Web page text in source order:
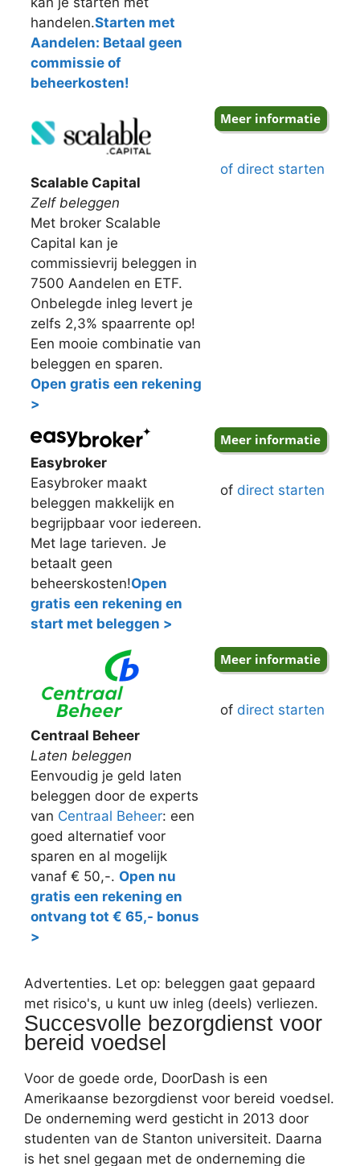
handelen.Starten met
Aandelen: Betaal geen
commissie of
beheerkosten!
Scalable Capital
Zelf beleggen
Met broker Scalable
Capital kan je
commissievrij beleggen in
7500 Aandelen en ETF.
Onbelegde inleg levert je
zelfs 2,3% spaarrente op!
Een mooie combinatie van
beleggen en sparen.
Open gratis een rekening
>
of direct starten
Easybroker
Easybroker maakt
beleggen makkelijk en
begrijpbaar voor iedereen.
Met lage tarieven. Je
betaalt geen
beheerskosten!Open
gratis een rekening en
start met beleggen >
of direct starten
Centraal Beheer
Laten beleggen
Eenvoudig je geld laten
beleggen door de experts
van Centraal Beheer: een
goed alternatief voor
sparen en al mogelijk
vanaf € 50,-. Open nu
gratis een rekening en
ontvang tot € 65,- bonus
>
of direct starten
Advertenties. Let op: beleggen gaat gepaard
met risico's, u kunt uw inleg (deels) verliezen.
Succesvolle bezorgdienst voor
bereid voedsel
Voor de goede orde, DoorDash is een
Amerikaanse bezorgdienst voor bereid voedsel.
De onderneming werd gesticht in 2013 door
studenten van de Stanton universiteit. Daarna
is het snel gegaan met de onderneming die